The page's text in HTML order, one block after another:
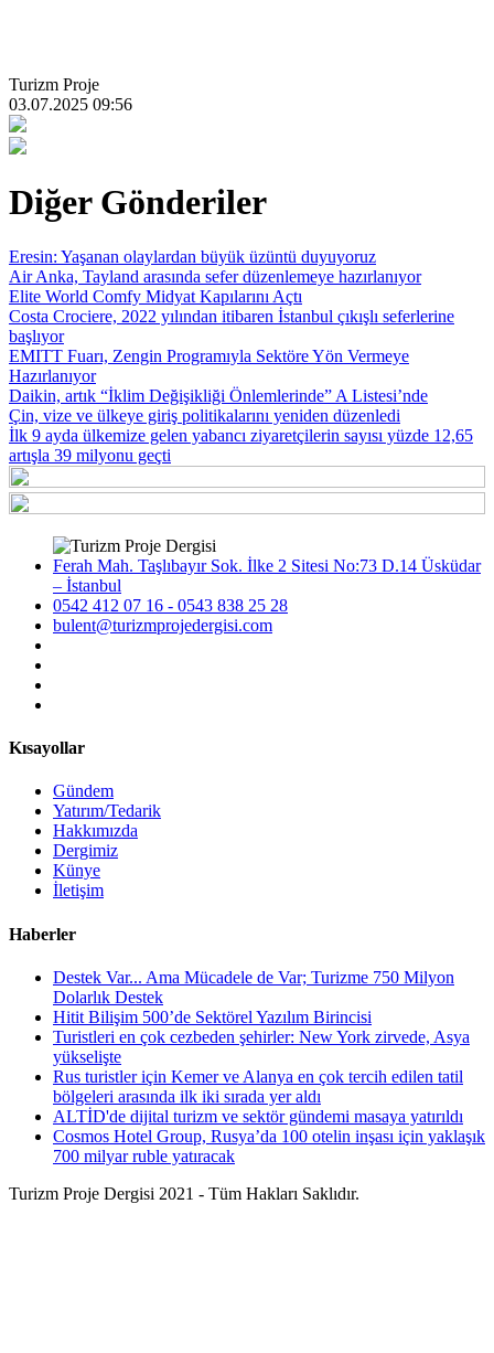
Turizm Proje
03.07.2025 09:56
Diğer Gönderiler
Eresin: Yaşanan olaylardan büyük üzüntü duyuyoruz
Air Anka, Tayland arasında sefer düzenlemeye hazırlanıyor
Elite World Comfy Midyat Kapılarını Açtı
Costa Crociere, 2022 yılından itibaren İstanbul çıkışlı seferlerine
başlıyor
EMITT Fuarı, Zengin Programıyla Sektöre Yön Vermeye
Hazırlanıyor
Daikin, artık “İklim Değişikliği Önlemlerinde” A Listesi’nde
Çin, vize ve ülkeye giriş politikalarını yeniden düzenledi
İlk 9 ayda ülkemize gelen yabancı ziyaretçilerin sayısı yüzde 12,65
artışla 39 milyonu geçti
Ferah Mah. Taşlıbayır Sok. İlke 2 Sitesi No:73 D.14 Üsküdar
– İstanbul
0542 412 07 16 - 0543 838 25 28
bulent@turizmprojedergisi.com
Kısayollar
Gündem
Yatırım/Tedarik
Hakkımızda
Dergimiz
Künye
İletişim
Haberler
Destek Var... Ama Mücadele de Var; Turizme 750 Milyon
Dolarlık Destek
Hitit Bilişim 500’de Sektörel Yazılım Birincisi
Turistleri en çok cezbeden şehirler: New York zirvede, Asya
yükselişte
Rus turistler için Kemer ve Alanya en çok tercih edilen tatil
bölgeleri arasında ilk iki sırada yer aldı
ALTİD'de dijital turizm ve sektör gündemi masaya yatırıldı
Cosmos Hotel Group, Rusya’da 100 otelin inşası için yaklaşık
700 milyar ruble yatıracak
Turizm Proje Dergisi 2021 - Tüm Hakları Saklıdır.